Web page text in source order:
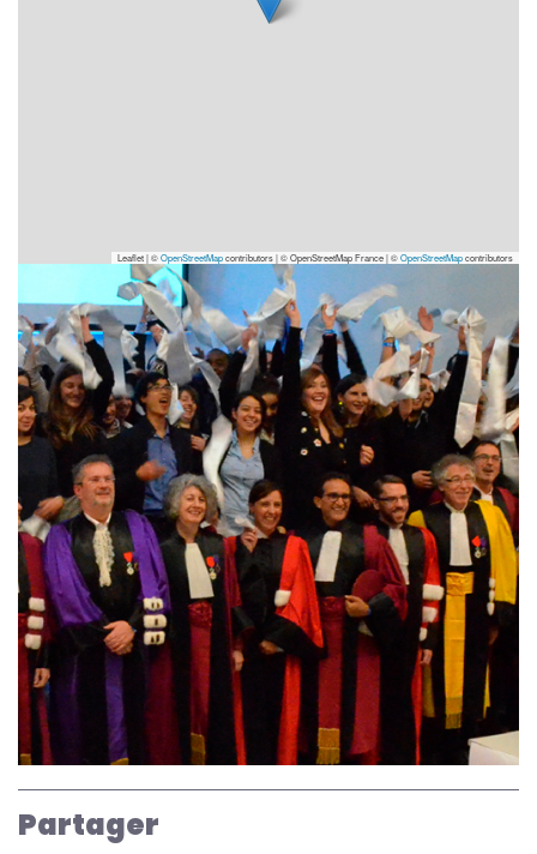
Leaflet | ©OpenStreetMapcontributors|© OpenStreetMap France | ©OpenStreetMapcontributors
Partager